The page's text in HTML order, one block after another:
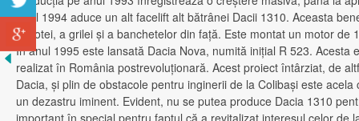
Anul 1994 aduce un alt facelift alt bătrânei Dacii 1310. Aceasta
capotei, a grilei şi a banchetelor din faţă. Este montat un motor de
În anul 1995 este lansată Dacia Nova, numită iniţial R 523. Acesta
realizat în România postrevoluţionară. Acest proiect întârziat, de
Dacia, şi plin de obstacole pentru inginerii de la Colibaşi este
un dezastru iminent. Evident, nu se putea produce Dacia 1310
important în special pentru faptul că a revitalizat interesul celor de